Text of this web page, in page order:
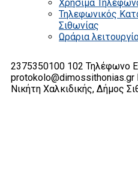
Χρήσιμα
Τηλεφωνικός
Σιθωνίας
Ωράρια
2375350100 102 Τηλέφωνο
protokolo@dimossithonias.gr
Νικήτη Χαλκιδικής, Δήμος